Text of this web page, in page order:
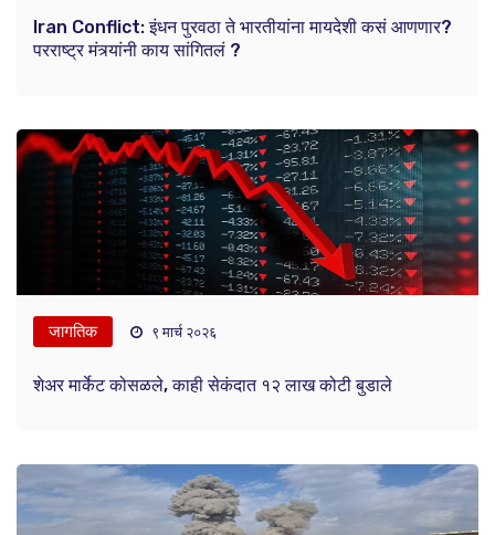
Iran Conflict: इंधन पुरवठा ते भारतीयांना मायदेशी कसं आणणार?
परराष्ट्र मंत्र्यांनी काय सांगितलं ?
जागतिक ९ मार्च २०२६
शेअर मार्केट कोसळले, काही सेकंदात १२ लाख कोटी बुडाले